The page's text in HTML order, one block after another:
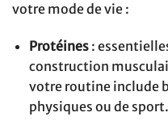
votre mode de vie :
Protéines:
construction
votre routine include
physiques ou de sport.